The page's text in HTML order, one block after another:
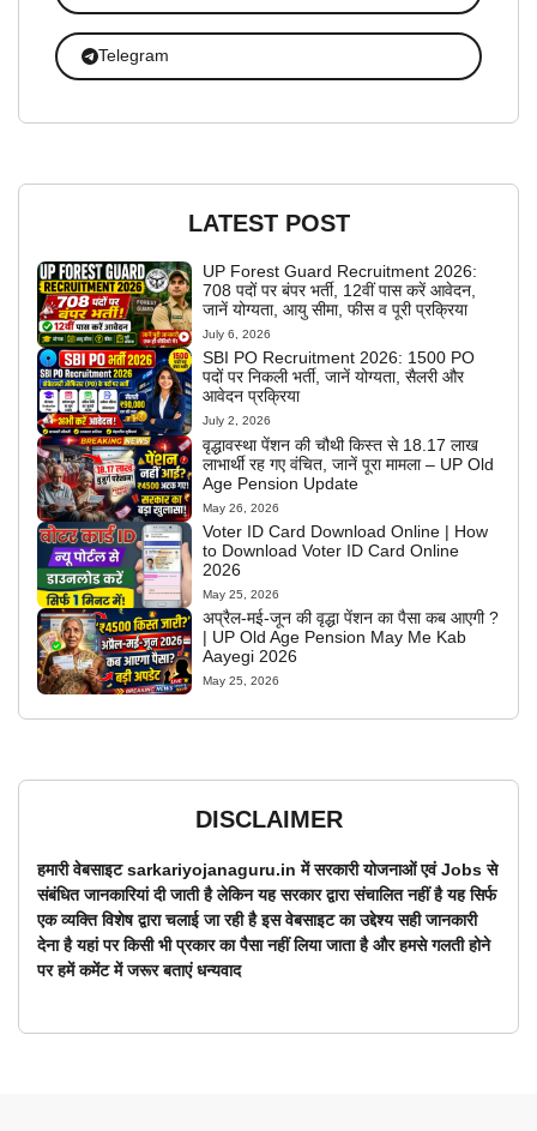
Telegram
LATEST POST
UP Forest Guard Recruitment 2026:
708 पदों पर बंपर भर्ती, 12वीं पास करें आवेदन,
जानें योग्यता, आयु सीमा, फीस व पूरी प्रक्रिया
July 6, 2026
SBI PO Recruitment 2026: 1500 PO
पदों पर निकली भर्ती, जानें योग्यता, सैलरी और
आवेदन प्रक्रिया
July 2, 2026
वृद्धावस्था पेंशन की चौथी किस्त से 18.17 लाख
लाभार्थी रह गए वंचित, जानें पूरा मामला – UP Old
Age Pension Update
May 26, 2026
Voter ID Card Download Online | How
to Download Voter ID Card Online
2026
May 25, 2026
अप्रैल-मई-जून की वृद्धा पेंशन का पैसा कब आएगी ?
| UP Old Age Pension May Me Kab
Aayegi 2026
May 25, 2026
DISCLAIMER
हमारी वेबसाइट sarkariyojanaguru.in में सरकारी योजनाओं एवं Jobs से
संबंधित जानकारियां दी जाती है लेकिन यह सरकार द्वारा संचालित नहीं है यह सिर्फ
एक व्यक्ति विशेष द्वारा चलाई जा रही है इस वेबसाइट का उद्देश्य सही जानकारी
देना है यहां पर किसी भी प्रकार का पैसा नहीं लिया जाता है और हमसे गलती होने
पर हमें कमेंट में जरूर बताएं धन्यवाद